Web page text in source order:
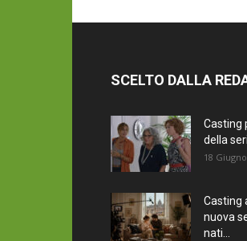
SCELTO DALLA
Casting
della
18
Casting
nuova
nati...